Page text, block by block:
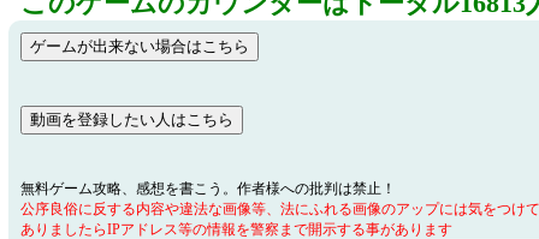
無料ゲーム攻略、感想を書こう。作者様への批判は禁止！
公序良俗に反する内容や違法な画像等、法にふれる画像のアップには気をつけ
ありましたらIPアドレス等の情報を警察まで開示する事があります